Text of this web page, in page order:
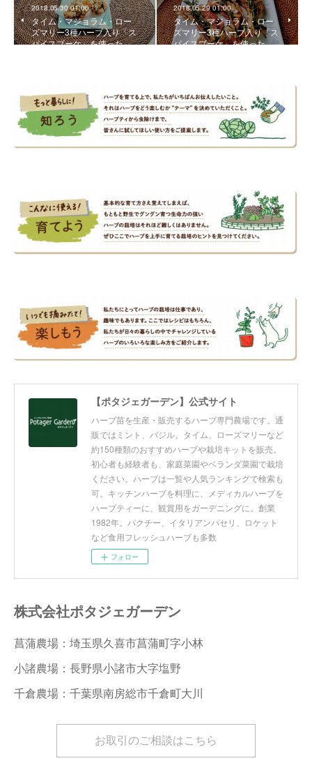
2018.05.30 01:00
タイム・マジョラム・ロー
ズマリー3種ハーブ入り「ス
パイスブーケ」を使った…
2018.05.29 01:00
タイム・マジョラム・ロー
ズマリー3種ハーブ入り「ス
パイスブーケ」を使った…
【ポタジェガーデン】公式サイト
ハーブ苗を生産・販売するハーブ専門農場です。通
販ではミント、バジル、タイム、ローズマリーなど
約150種類のおすすめハーブや栽培キットを販売。
初心者も経験者も、家庭菜園やベランダ菜園で栽培
ください。ハーブは一覧や人気ランキングで検索も
可。キッチンハーブを料理に、メディカルハーブを
ハーブティーに、観賞用をガーデニングに。創業
1982年。パクチー、イタリアンパセリ、ロケット
など食用フレッシュハーブも多数
フォロー
株式会社ポタジェガーデン
菖蒲農場：埼玉県久喜市菖蒲町字小林
小諸農場：長野県小諸市大字塩野
千倉農場：千葉県南房総市千倉町大川
お取引のご相談はこちら